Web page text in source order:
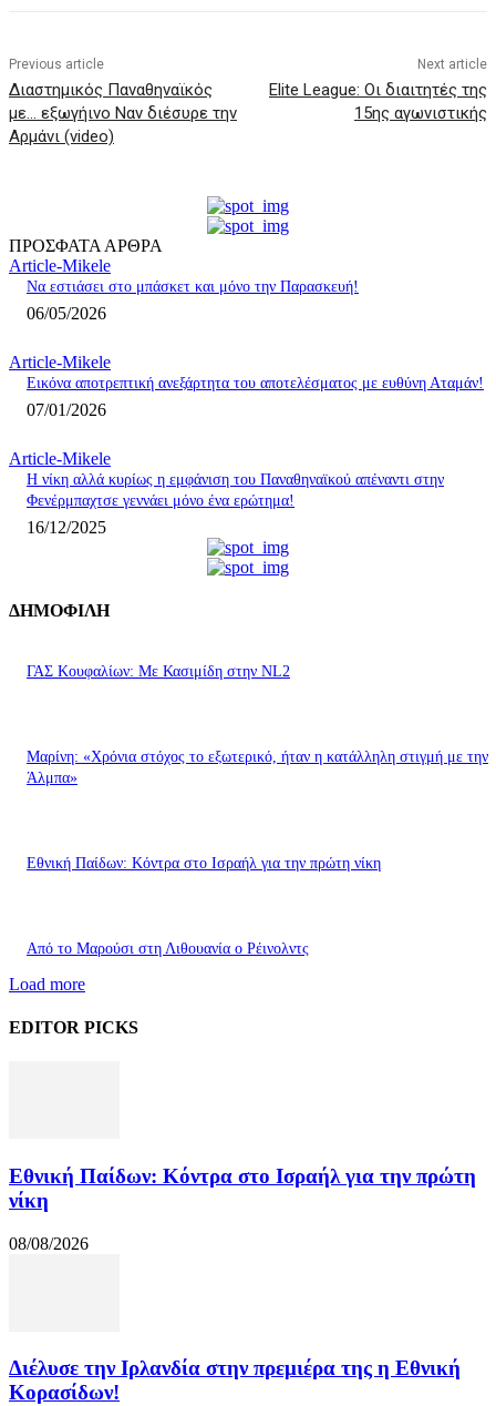
Previous article
Διαστημικός Παναθηναϊκός
με… εξωγήινο Ναν διέσυρε την
Αρμάνι (video)
Next article
Elite League: Οι διαιτητές της
15ης αγωνιστικής
ΠΡΟΣΦΑΤΑ ΑΡΘΡΑ
Article-Mikele
Να εστιάσει στο μπάσκετ και μόνο την Παρασκευή!
06/05/2026
Article-Mikele
Εικόνα αποτρεπτική ανεξάρτητα του αποτελέσματος με ευθύνη Αταμάν!
07/01/2026
Article-Mikele
Η νίκη αλλά κυρίως η εμφάνιση του Παναθηναϊκού απέναντι στην
Φενέρμπαχτσε γεννάει μόνο ένα ερώτημα!
16/12/2025
ΔΗΜΟΦΙΛΗ
ΓΑΣ Κουφαλίων: Με Κασιμίδη στην NL2
Μαρίνη: «Χρόνια στόχος το εξωτερικό, ήταν η κατάλληλη στιγμή με την
Άλμπα»
Εθνική Παίδων: Κόντρα στο Ισραήλ για την πρώτη νίκη
Από το Μαρούσι στη Λιθουανία ο Ρέινολντς
Load more
EDITOR PICKS
Εθνική Παίδων: Κόντρα στο Ισραήλ για την πρώτη
νίκη
08/08/2026
Διέλυσε την Ιρλανδία στην πρεμιέρα της η Εθνική
Κορασίδων!